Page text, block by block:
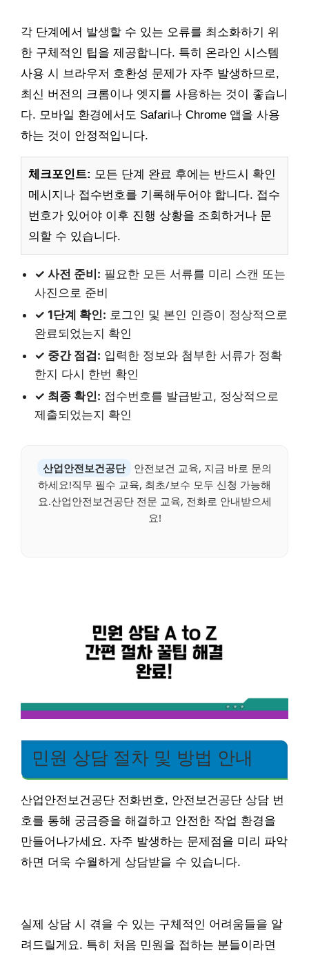
각 단계에서 발생할 수 있는 오류를 최소화하기 위
한 구체적인 팁을 제공합니다. 특히 온라인 시스템
사용 시 브라우저 호환성 문제가 자주 발생하므로,
최신 버전의 크롬이나 엣지를 사용하는 것이 좋습니
다. 모바일 환경에서도 Safari나 Chrome 앱을 사용
하는 것이 안정적입니다.
체크포인트: 모든 단계 완료 후에는 반드시 확인
메시지나 접수번호를 기록해두어야 합니다. 접수
번호가 있어야 이후 진행 상황을 조회하거나 문
의할 수 있습니다.
✓ 사전 준비: 필요한 모든 서류를 미리 스캔 또는
사진으로 준비
✓ 1단계 확인: 로그인 및 본인 인증이 정상적으로
완료되었는지 확인
✓ 중간 점검: 입력한 정보와 첨부한 서류가 정확
한지 다시 한번 확인
✓ 최종 확인: 접수번호를 발급받고, 정상적으로
제출되었는지 확인
산업안전보건공단
안전보건 교육, 지금 바로 문의
하세요!직무 필수 교육, 최초/보수 모두 신청 가능해
요.산업안전보건공단 전문 교육, 전화로 안내받으세
요!
민원 상담 절차 및 방법 안내
산업안전보건공단 전화번호, 안전보건공단 상담 번
호를 통해 궁금증을 해결하고 안전한 작업 환경을
만들어나가세요. 자주 발생하는 문제점을 미리 파악
하면 더욱 수월하게 상담받을 수 있습니다.
실제 상담 시 겪을 수 있는 구체적인 어려움들을 알
려드릴게요. 특히 처음 민원을 접하는 분들이라면